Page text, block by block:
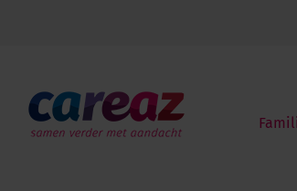
Locaties
Vacatures
Over Careaz